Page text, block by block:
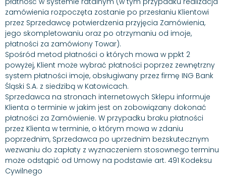
zamówienia rozpoczęta zostanie po przesłaniu Klientowi
przez Sprzedawcę potwierdzenia przyjęcia Zamówienia,
jego skompletowaniu oraz po otrzymaniu od imoje,
płatności za zamówiony Towar).
Spośród metod płatności o których mowa w ppkt 2
powyżej, Klient może wybrać płatności poprzez zewnętrzny
system płatności imoje, obsługiwany przez firmę ING Bank
Śląski S.A. z siedzibą w Katowicach.
Sprzedawca na stronach internetowych Sklepu informuje
Klienta o terminie w jakim jest on zobowiązany dokonać
płatności za Zamówienie. W przypadku braku płatności
przez Klienta w terminie, o którym mowa w zdaniu
poprzednim, Sprzedawca po uprzednim bezskutecznym
wezwaniu do zapłaty z wyznaczeniem stosownego terminu
może odstąpić od Umowy na podstawie art. 491 Kodeksu
Cywilnego